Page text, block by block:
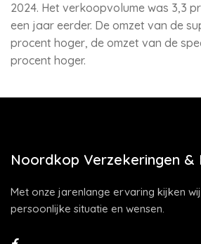
2024. Het verkoopvolume was 3,3
een jaar eerder. De omzet van de
procent hoger, de omzet van de
procent hoger.
Noordkop Verzekeringen &
Met onze jarenlange ervaring kijken
persoonlijke situatie en wensen.